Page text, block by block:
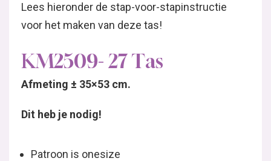
Lees hieronder de stap-voor-stapinstructie
voor het maken van deze tas!
KM2509- 27 Tas
Afmeting ± 35×53 cm.
Dit heb je nodig!
Patroon is onesize